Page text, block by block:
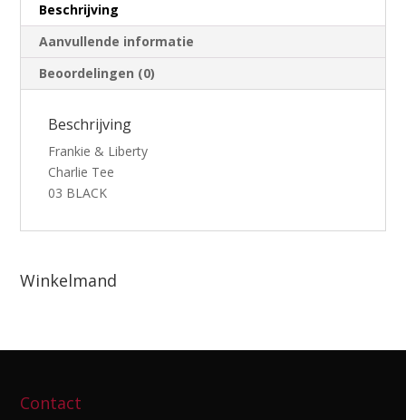
Beschrijving
Aanvullende informatie
Beoordelingen (0)
Beschrijving
Frankie & Liberty
Charlie Tee
03 BLACK
Winkelmand
Contact